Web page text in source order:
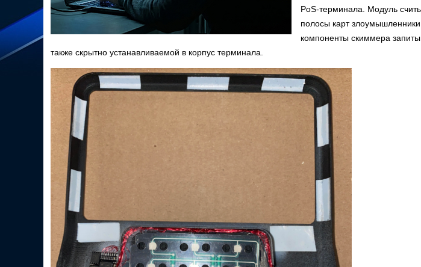
PoS-терминала. Модуль
полосы карт
компоненты скиммера
также скрытно устанавливаемой в корпус терминала.